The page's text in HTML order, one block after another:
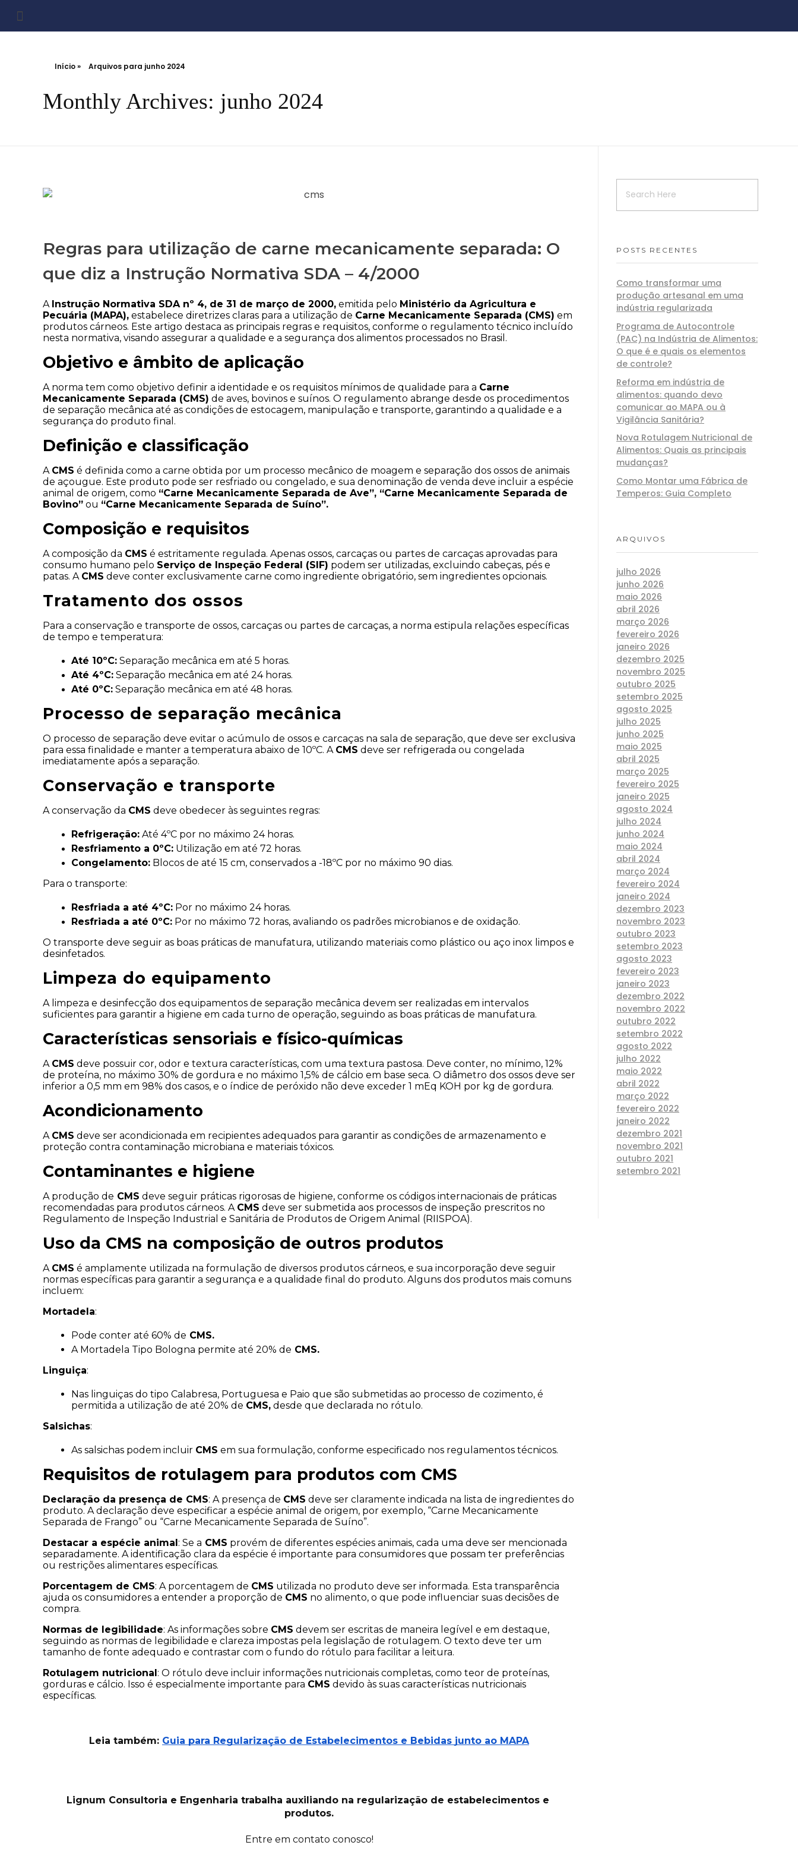
Início» Arquivos para junho 2024
Monthly Archives: junho 2024
Regras para utilização de carne mecanicamente separada: O
que diz a Instrução Normativa SDA – 4/2000
A Instrução Normativa SDA nº 4, de 31 de março de 2000, emitida pelo Ministério da Agricultura e
Pecuária (MAPA), estabelece diretrizes claras para a utilização de Carne Mecanicamente Separada (CMS) em
produtos cárneos. Este artigo destaca as principais regras e requisitos, conforme o regulamento técnico incluído
nesta normativa, visando assegurar a qualidade e a segurança dos alimentos processados no Brasil.
Objetivo e âmbito de aplicação
A norma tem como objetivo definir a identidade e os requisitos mínimos de qualidade para a Carne
Mecanicamente Separada (CMS) de aves, bovinos e suínos. O regulamento abrange desde os procedimentos
de separação mecânica até as condições de estocagem, manipulação e transporte, garantindo a qualidade e a
segurança do produto final.
Definição e classificação
A CMS é definida como a carne obtida por um processo mecânico de moagem e separação dos ossos de animais
de açougue. Este produto pode ser resfriado ou congelado, e sua denominação de venda deve incluir a espécie
animal de origem, como “Carne Mecanicamente Separada de Ave”, “Carne Mecanicamente Separada de
Bovino” ou “Carne Mecanicamente Separada de Suíno”.
Composição e requisitos
A composição da CMS é estritamente regulada. Apenas ossos, carcaças ou partes de carcaças aprovadas para
consumo humano pelo Serviço de Inspeção Federal (SIF) podem ser utilizadas, excluindo cabeças, pés e
patas. A CMS deve conter exclusivamente carne como ingrediente obrigatório, sem ingredientes opcionais.
Tratamento dos ossos
Para a conservação e transporte de ossos, carcaças ou partes de carcaças, a norma estipula relações específicas
de tempo e temperatura:
Até 10ºC: Separação mecânica em até 5 horas.
Até 4ºC: Separação mecânica em até 24 horas.
Até 0ºC: Separação mecânica em até 48 horas.
Processo de separação mecânica
O processo de separação deve evitar o acúmulo de ossos e carcaças na sala de separação, que deve ser exclusiva
para essa finalidade e manter a temperatura abaixo de 10ºC. A CMS deve ser refrigerada ou congelada
imediatamente após a separação.
Conservação e transporte
A conservação da CMS deve obedecer às seguintes regras:
Refrigeração: Até 4ºC por no máximo 24 horas.
Resfriamento a 0ºC: Utilização em até 72 horas.
Congelamento: Blocos de até 15 cm, conservados a -18ºC por no máximo 90 dias.
Para o transporte:
Resfriada a até 4ºC: Por no máximo 24 horas.
Resfriada a até 0ºC: Por no máximo 72 horas, avaliando os padrões microbianos e de oxidação.
O transporte deve seguir as boas práticas de manufatura, utilizando materiais como plástico ou aço inox limpos e
desinfetados.
Limpeza do equipamento
A limpeza e desinfecção dos equipamentos de separação mecânica devem ser realizadas em intervalos
suficientes para garantir a higiene em cada turno de operação, seguindo as boas práticas de manufatura.
Características sensoriais e físico-químicas
A CMS deve possuir cor, odor e textura características, com uma textura pastosa. Deve conter, no mínimo, 12%
de proteína, no máximo 30% de gordura e no máximo 1,5% de cálcio em base seca. O diâmetro dos ossos deve ser
inferior a 0,5 mm em 98% dos casos, e o índice de peróxido não deve exceder 1 mEq KOH por kg de gordura.
Acondicionamento
A CMS deve ser acondicionada em recipientes adequados para garantir as condições de armazenamento e
proteção contra contaminação microbiana e materiais tóxicos.
Contaminantes e higiene
A produção de CMS deve seguir práticas rigorosas de higiene, conforme os códigos internacionais de práticas
recomendadas para produtos cárneos. A CMS deve ser submetida aos processos de inspeção prescritos no
Regulamento de Inspeção Industrial e Sanitária de Produtos de Origem Animal (RIISPOA).
Uso da CMS na composição de outros produtos
A CMS é amplamente utilizada na formulação de diversos produtos cárneos, e sua incorporação deve seguir
normas específicas para garantir a segurança e a qualidade final do produto. Alguns dos produtos mais comuns
incluem:
Mortadela:
Pode conter até 60% de CMS.
A Mortadela Tipo Bologna permite até 20% de CMS.
Linguiça:
Nas linguiças do tipo Calabresa, Portuguesa e Paio que são submetidas ao processo de cozimento, é
permitida a utilização de até 20% de CMS, desde que declarada no rótulo.
Salsichas:
As salsichas podem incluir CMS em sua formulação, conforme especificado nos regulamentos técnicos.
Requisitos de rotulagem para produtos com CMS
Declaração da presença de CMS: A presença de CMS deve ser claramente indicada na lista de ingredientes do
produto. A declaração deve especificar a espécie animal de origem, por exemplo, “Carne Mecanicamente
Separada de Frango” ou “Carne Mecanicamente Separada de Suíno”.
Destacar a espécie animal: Se a CMS provém de diferentes espécies animais, cada uma deve ser mencionada
separadamente. A identificação clara da espécie é importante para consumidores que possam ter preferências
ou restrições alimentares específicas.
Porcentagem de CMS: A porcentagem de CMS utilizada no produto deve ser informada. Esta transparência
ajuda os consumidores a entender a proporção de CMS no alimento, o que pode influenciar suas decisões de
compra.
Normas de legibilidade: As informações sobre CMS devem ser escritas de maneira legível e em destaque,
seguindo as normas de legibilidade e clareza impostas pela legislação de rotulagem. O texto deve ter um
tamanho de fonte adequado e contrastar com o fundo do rótulo para facilitar a leitura.
Rotulagem nutricional: O rótulo deve incluir informações nutricionais completas, como teor de proteínas,
gorduras e cálcio. Isso é especialmente importante para CMS devido às suas características nutricionais
específicas.
Leia também: Guia para Regularização de Estabelecimentos e Bebidas junto ao MAPA
Lignum Consultoria e Engenharia trabalha auxiliando na regularização de estabelecimentos e
produtos.
Entre em contato conosco!
POSTS RECENTES
Como transformar uma
produção artesanal em uma
indústria regularizada
Programa de Autocontrole
(PAC) na Indústria de Alimentos:
O que é e quais os elementos
de controle?
Reforma em indústria de
alimentos: quando devo
comunicar ao MAPA ou à
Vigilância Sanitária?
Nova Rotulagem Nutricional de
Alimentos: Quais as principais
mudanças?
Como Montar uma Fábrica de
Temperos: Guia Completo
ARQUIVOS
julho 2026
junho 2026
maio 2026
abril 2026
março 2026
fevereiro 2026
janeiro 2026
dezembro 2025
novembro 2025
outubro 2025
setembro 2025
agosto 2025
julho 2025
junho 2025
maio 2025
abril 2025
março 2025
fevereiro 2025
janeiro 2025
agosto 2024
julho 2024
junho 2024
maio 2024
abril 2024
março 2024
fevereiro 2024
janeiro 2024
dezembro 2023
novembro 2023
outubro 2023
setembro 2023
agosto 2023
fevereiro 2023
janeiro 2023
dezembro 2022
novembro 2022
outubro 2022
setembro 2022
agosto 2022
julho 2022
maio 2022
abril 2022
março 2022
fevereiro 2022
janeiro 2022
dezembro 2021
novembro 2021
outubro 2021
setembro 2021